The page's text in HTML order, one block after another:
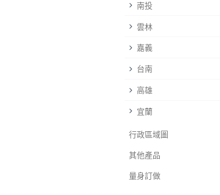
南投
雲林
嘉義
台南
高雄
宜蘭
行政區域圖
其他產品
量身訂做